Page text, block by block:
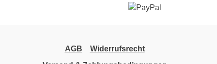
AGB
Widerrufsrecht